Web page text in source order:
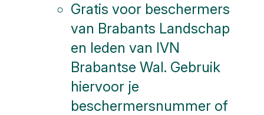
Gratis voor beschermers
van Brabants Landschap
en leden van IVN
Brabantse Wal. Gebruik
hiervoor je
beschermersnummer of